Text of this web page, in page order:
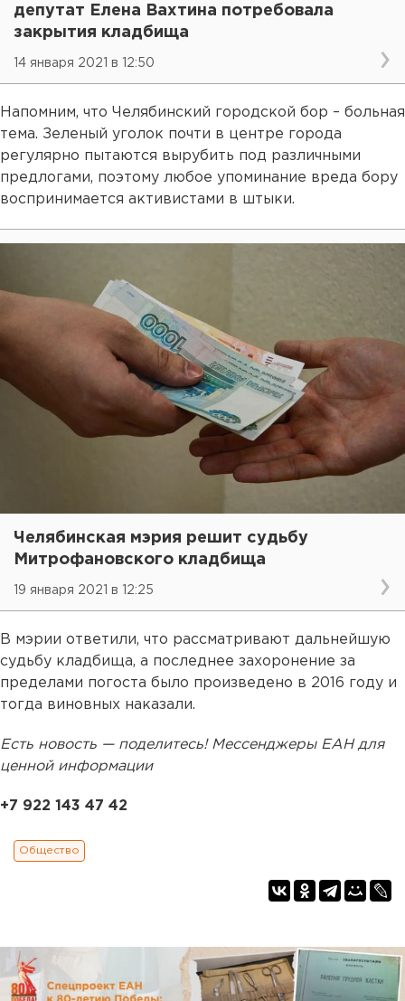
депутат Елена Вахтина потребовала
закрытия кладбища
14 января 2021 в 12:50
Напомним, что Челябинский городской бор – больная
тема. Зеленый уголок почти в центре города
регулярно пытаются вырубить под различными
предлогами, поэтому любое упоминание вреда бору
воспринимается активистами в штыки.
Челябинская мэрия решит судьбу
Митрофановского кладбища
19 января 2021 в 12:25
В мэрии ответили, что рассматривают дальнейшую
судьбу кладбища, а последнее захоронение за
пределами погоста было произведено в 2016 году и
тогда виновных наказали.
Есть новость — поделитесь! Мессенджеры ЕАН для
ценной информации
+7 922 143 47 42
Общество